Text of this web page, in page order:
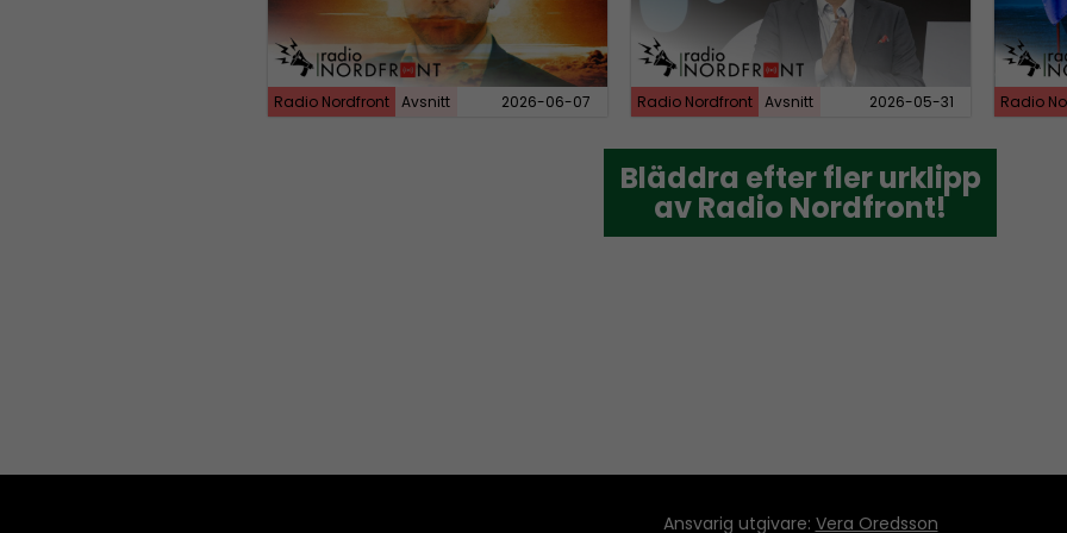
e
a
s
e
r
d
e
v
Radio Nordfront Avsnitt 2026-06-07 Radio Nordfront Avsnitt 2026-05-31 Radio
Bläddra efter fler urklipp
av Radio Nordfront!
Bläddra efter fler urklipp
av Radio Nordfront!
Ansvarig utgivare: Vera Oredsson